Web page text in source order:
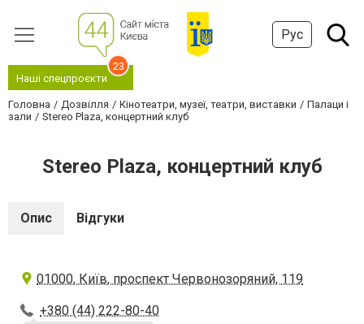
Рус
Наші спецпроєкти
23
Головна Дозвілля Кінотеатри, музеї, театри, виставки
Палаци і
зали
Stereo Plaza, концертний клуб
Stereo Plaza, концертний клуб
Опис Відгуки
01000, Київ, проспект Червонозоряний, 119
+380 (44) 222-80-40